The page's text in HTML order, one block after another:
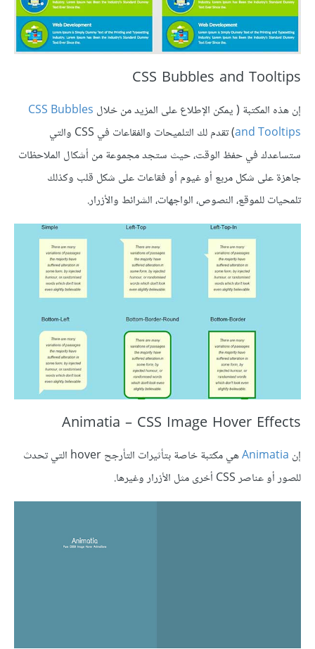
CSS Bubbles and Tooltips
إن هذه المكتبة ( يمكن الإطلاع على المزيد من خلال CSS Bubbles
and Tooltips
) تقدم لك التلميحات والفقاعات في CSS والتي
ستساعدك في حفظ الوقت، حيث ستجد مجموعة من أشكال الملاحظات
جاهزة على شكل مربع أو غيوم أو فقاعات على شكل قلب وكذلك
تلمحيات للموقع، النصوص، الواجهات، الشرائط والأزرار.
‎ Animatia – CSS Image Hover Effects
إن Animatia
هي مكتبة خاصة بتأثيرات التأرجح hover التي تحدث
للصور أو عناصر CSS أخرى مثل الأزرار وغيرها.